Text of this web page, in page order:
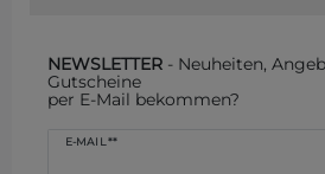
NEWSLETTER - Neuheiten,
Gutscheine
per E-Mail bekommen?
E-MAIL **
Newsletter